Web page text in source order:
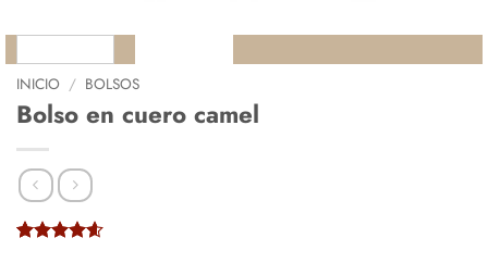
INICIO / BOLSOS
Bolso en cuero camel